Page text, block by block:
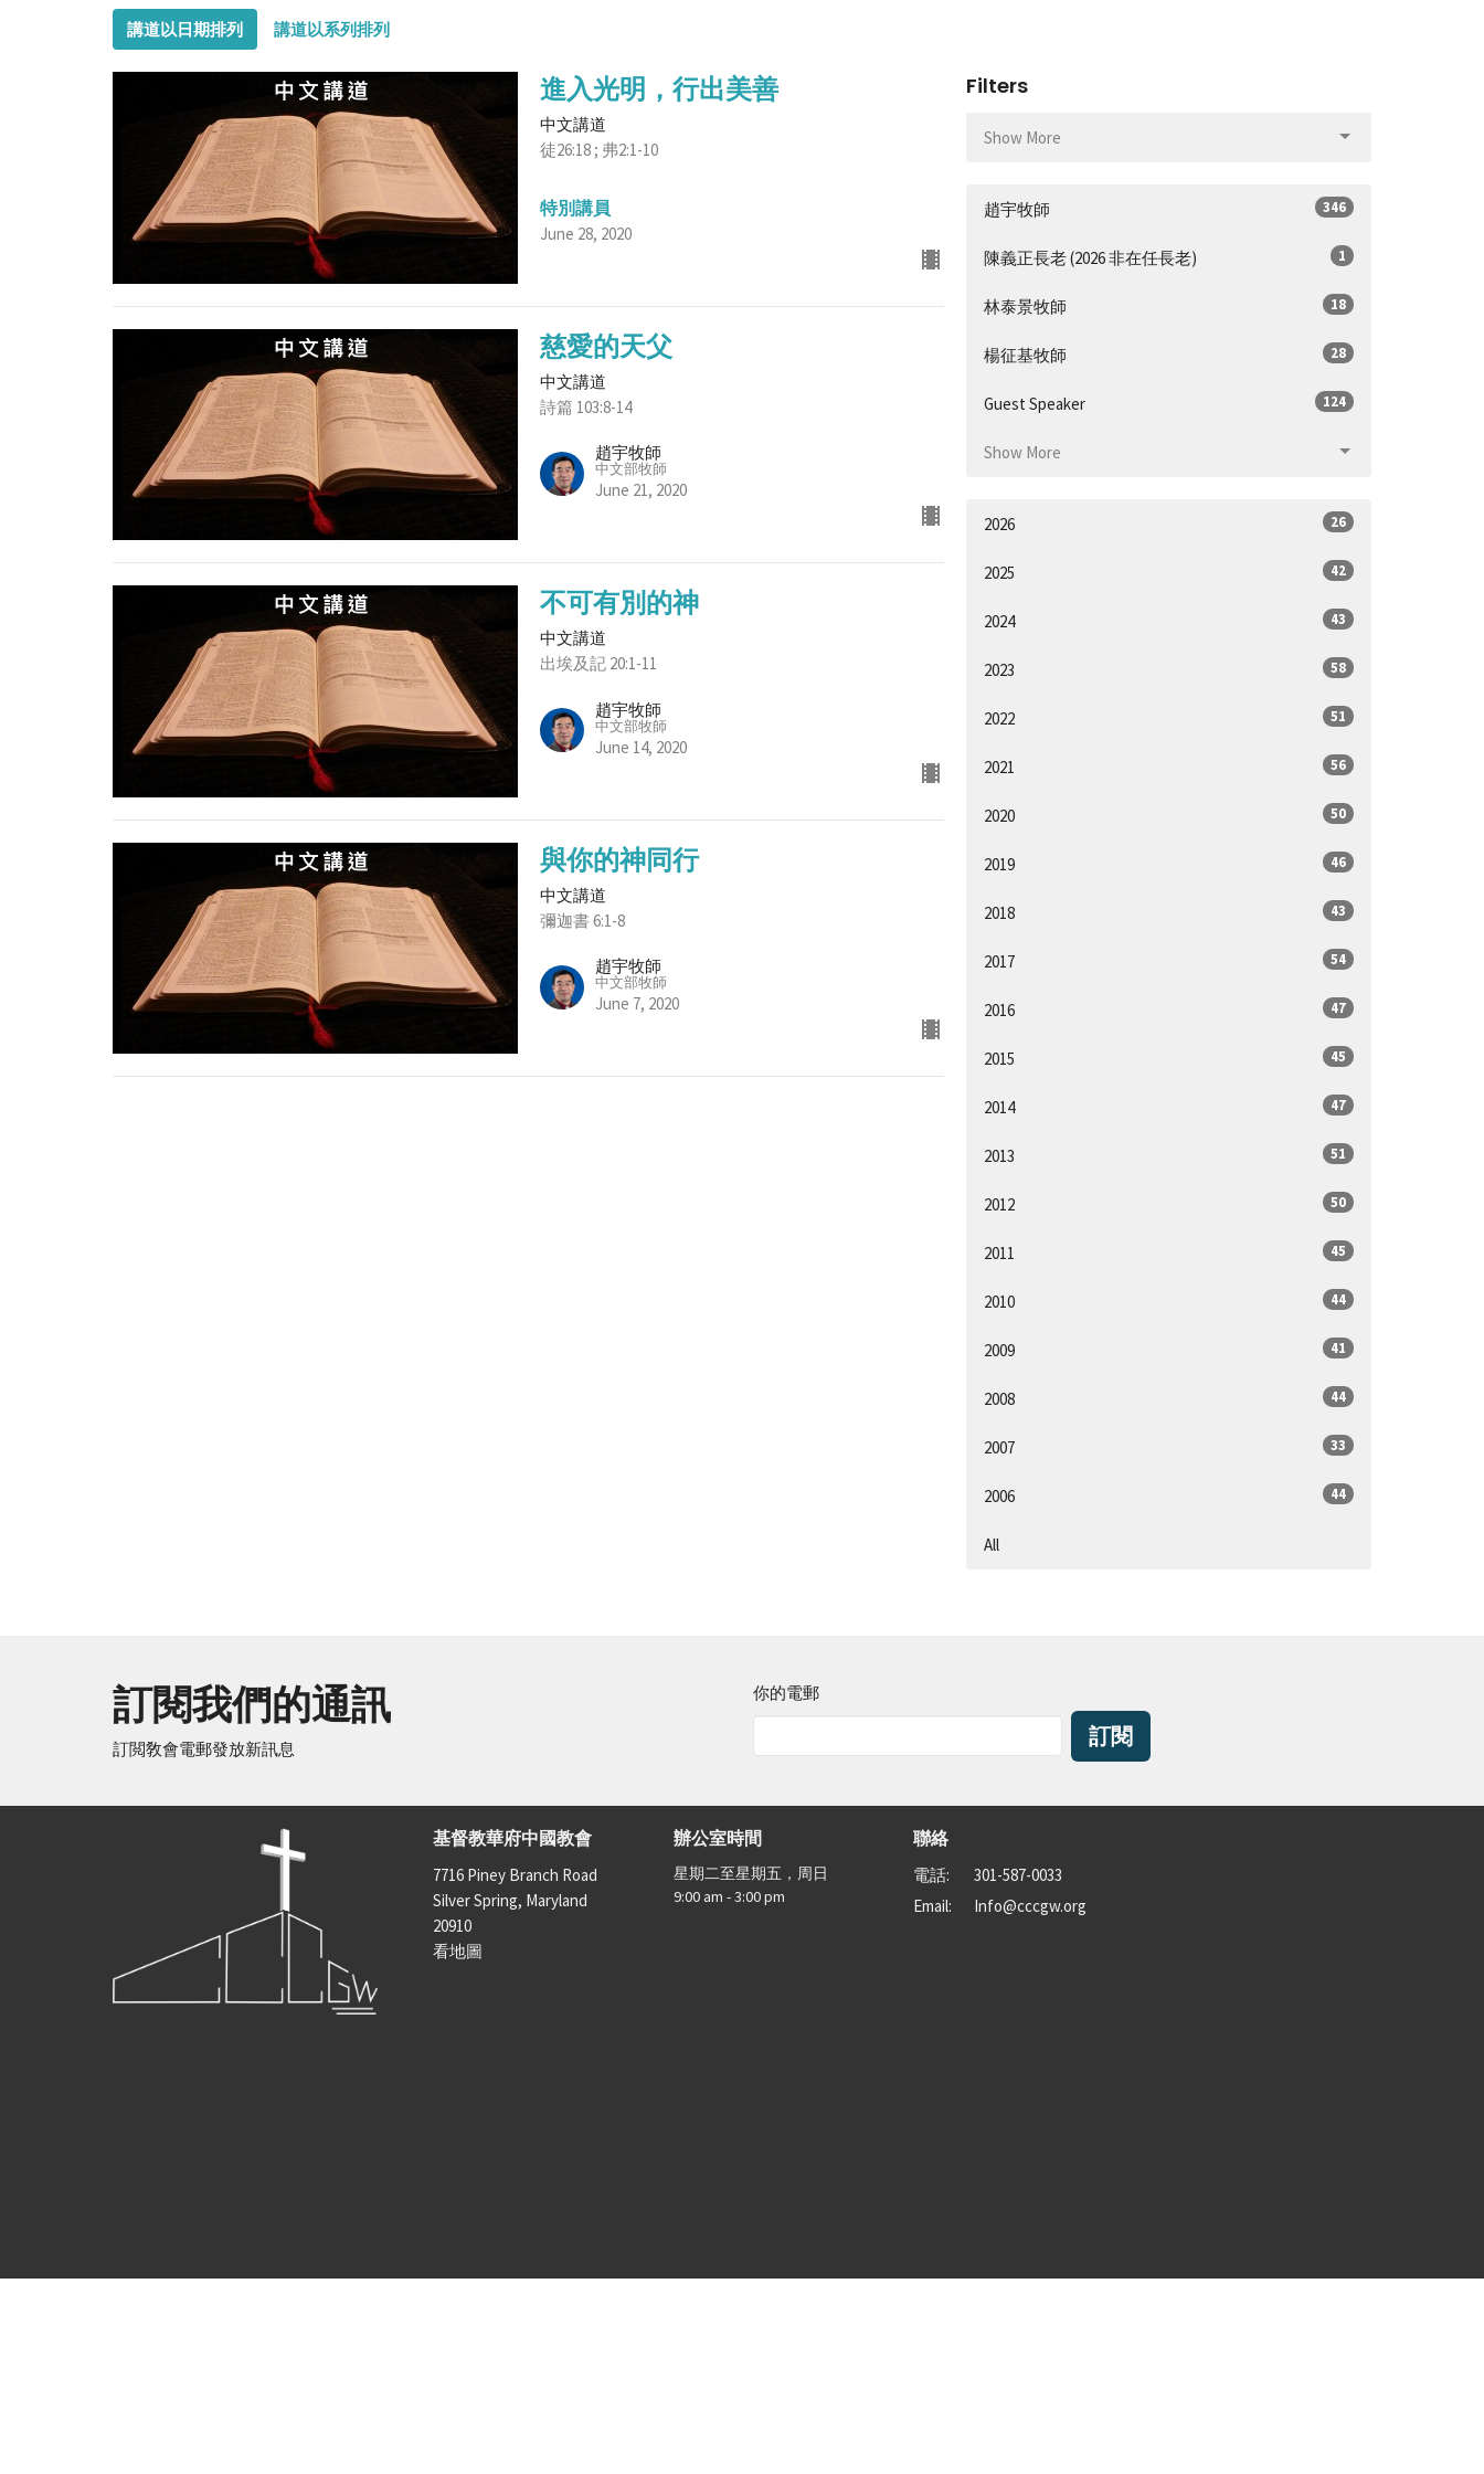
講道以日期排列 講道以系列排列
進入光明，行出美善
中文講道
徒26:18 ; 弗2:1-10
特別講員
June 28, 2020
慈愛的天父
中文講道
詩篇 103:8-14
趙宇牧師
中文部牧師
June 21, 2020
不可有別的神
中文講道
出埃及記 20:1-11
趙宇牧師
中文部牧師
June 14, 2020
與你的神同行
中文講道
彌迦書 6:1-8
趙宇牧師
中文部牧師
June 7, 2020
Filters
Show More
趙宇牧師 346
陳義正長老 (2026 非在任長老) 1
林泰景牧師 18
楊征基牧師 28
Guest Speaker 124
Show More
2026 26
2025 42
2024 43
2023 58
2022 51
2021 56
2020 50
2019 46
2018 43
2017 54
2016 47
2015 45
2014 47
2013 51
2012 50
2011 45
2010 44
2009 41
2008 44
2007 33
2006 44
All
訂閱我們的通訊
訂閲敎會電郵發放新訊息
你的電郵
訂閱
基督教華府中國教會
7716 Piney Branch Road
Silver Spring, Maryland
20910
看地圖
辦公室時間
星期二至星期五，周日
9:00 am - 3:00 pm
聯絡
電話:
301-587-0033
Email: Info@cccgw.org